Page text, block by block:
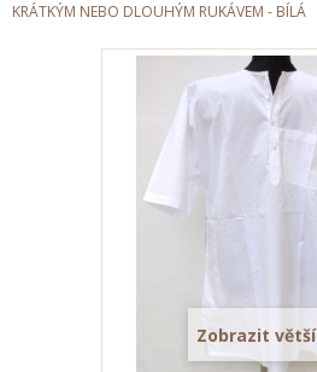
KRÁTKÝM NEBO DLOUHÝM RUKÁVEM - BÍLÁ
Zobrazit větší